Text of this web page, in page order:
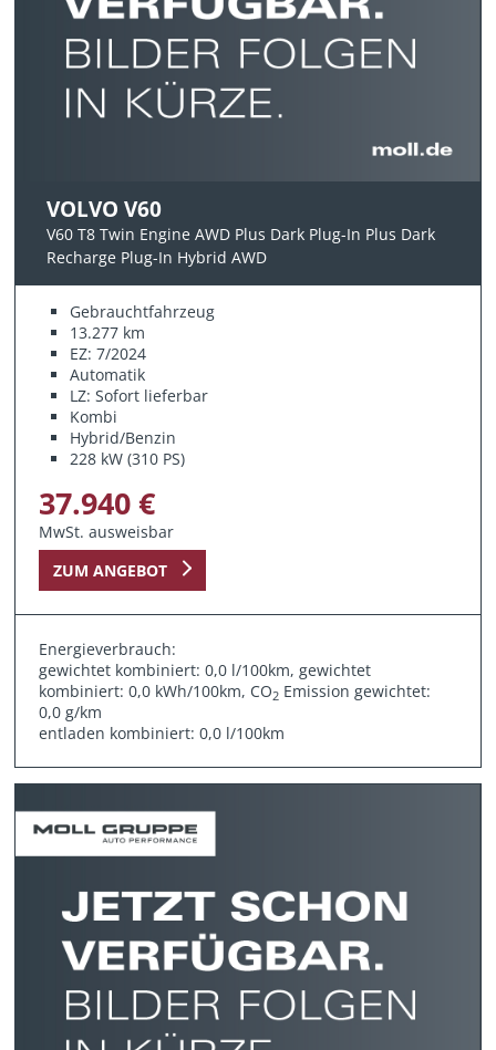
VOLVO V60
V60 T8 Twin Engine AWD Plus Dark Plug-In Plus Dark
Recharge Plug-In Hybrid AWD
Gebrauchtfahrzeug
13.277 km
EZ: 7/2024
Automatik
LZ: Sofort lieferbar
Kombi
Hybrid/Benzin
228 kW (310 PS)
37.940 €
MwSt. ausweisbar
ZUM ANGEBOT
Energieverbrauch:
gewichtet kombiniert: 0,0 l/100km, gewichtet
kombiniert: 0,0 kWh/100km, CO2 Emission gewichtet:
0,0 g/km
entladen kombiniert: 0,0 l/100km